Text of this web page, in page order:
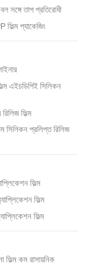
সঙ্গে তাপ প্রতিরোধী
ফিল্ম প্যাকেজিং
এইচডিপিই সিলিকন
ফিল্ম
সিলিকন প্রলিপ্ত রিলিজ
ফিল্ম
ফিল্ম
ফিল্ম
কম রাসায়নিক